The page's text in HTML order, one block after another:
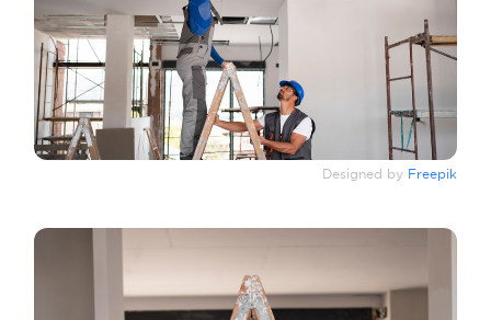
Designed by Freepik